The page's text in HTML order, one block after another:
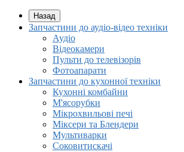
Назад
Запчастини до аудіо-відео техніки
Аудіо
Відеокамери
Пульти до телевізорів
Фотоапарати
Запчастини до кухонної техніки
Кухонні комбайни
М'ясорубки
Мікрохвильові печі
Міксери та Блендери
Мультиварки
Соковитискачі